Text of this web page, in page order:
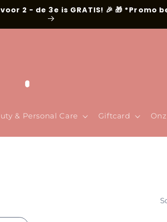
2 - de 3e is GRATIS! 🎉 🎁
& Personal Care Giftcard
t